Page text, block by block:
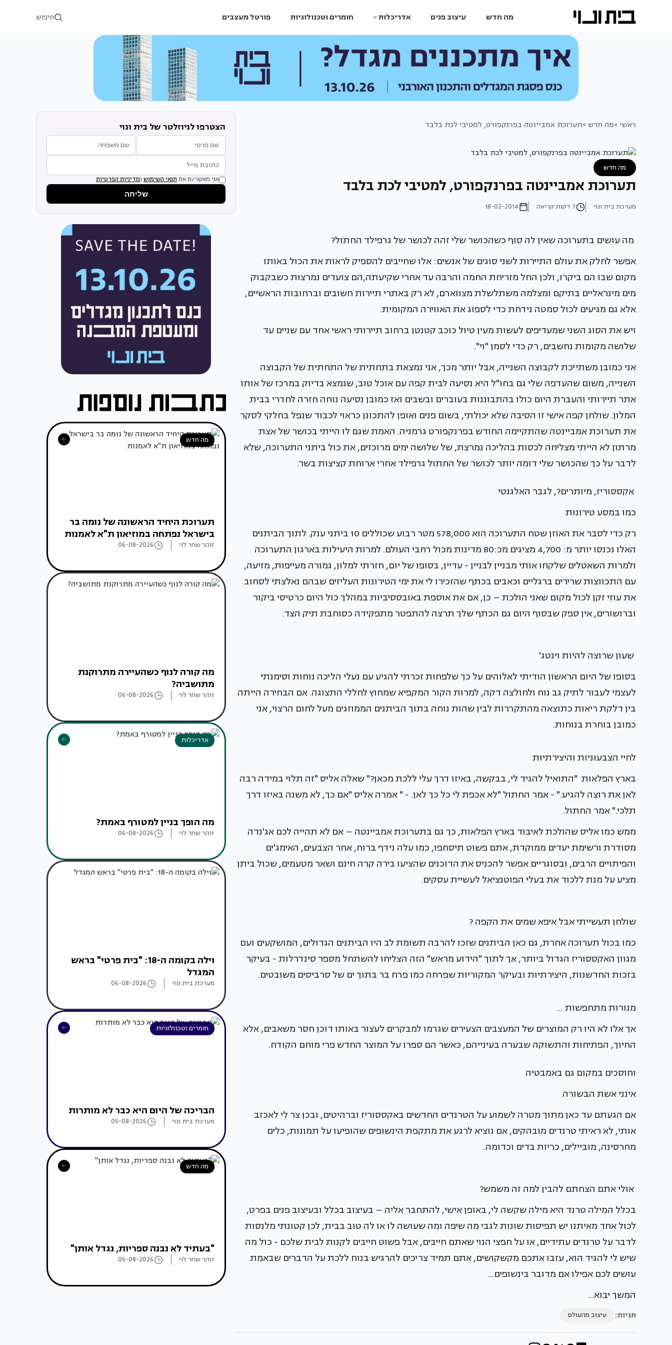
מה חדש עיצוב פנים אדריכלות חומרים וטכנולוגיות פורטל מעצבים חיפוש
ראשי >מה חדש >תערוכת אמביינטה בפרנקפורט, למטיבי לכת בלבד
מה חדש
תערוכת אמביינטה בפרנקפורט, למטיבי לכת בלבד
מערכת בית ונוי 7 דקות קריאה 18-02-2014
מה עושים בתערוכה שאין לה סוף כשהכושר שלי זהה לכושר של גרפילד החתול?
אפשר לחלק את עולם התיירות לשני סוגים של אנשים: אלו שחייבים להספיק לראות את הכול באותו
מקום שבו הם ביקרו, ולכן החל מזריחת החמה והרבה עד אחרי שקיעתה,הם צועדים נמרצות כשבקבוק
מים מינראליים בתיקם ומצלמה משתלשלת מצווארם, לא רק באתרי תיירות חשובים וברחובות הראשיים,
אלא גם מגיעים לכול סמטה נידחת כדי לספוג את האווירה המקומית.
ויש את הסוג השני שמעדיפים לעשות מעין טיול כוכב קטנטן ברחוב תיירותי ראשי אחד עם שניים עד
שלושה מקומות נחשבים, רק כדי לסמן "וי".
אני כמובן משתייכת לקבוצה השנייה, אבל יותר מכך, אני נמצאת בתחתית של התחתית של הקבוצה
השנייה, משום שהעדפה שלי גם בחו"ל היא נסיעה לבית קפה עם אוכל טוב, שנמצא בדיוק במרכז של אותו
אתר תיירותי והעברת היום כולו בהתבוננות בעוברים ובשבים ואז כמובן נסיעה נוחה חזרה לחדרי בבית
המלון. שולחן קפה אישי זו הסיבה שלא יכולתי, בשום פנים ואופן להתכונן כראוי לכבוד שנפל בחלקי לסקר
את תערוכת אמביינטה שהתקיימה החודש בפרנקפורט גרמניה. האמת שגם לו הייתי בכושר של אצת
מרתון לא הייתי מצליחה לכסות בהליכה נמרצת, של שלושה ימים מרוכזים, את כול ביתני התערוכה, שלא
לדבר על כך שהכושר שלי דומה יותר לכושר של החתול גרפילד אחרי ארוחת קציצות בשר.
אקססוריז, מיותרים?, לגבר האלגנטי
כמו במסע טירונות
רק כדי לסבר את האוזן שטח התערוכה הוא 578,000 מטר רבוע שכוללים 10 ביתני ענק. לתוך הביתנים
האלו נכנסו יותר מ: 4,700 מציגים מכ:80 מדינות מכול רחבי העולם. למרות היעילות בארגון התערוכה
ולמרות השאטלים שלקחו אותי מבניין לבניין - עדיין, בסופו של יום, חזרתי למלון, גמורה מעייפות, מזיעה,
עם התכווצות שרירים ברגליים וכאבים בכתף שהזכירו לי את ימי הטירונות העליזים שבהם נאלצתי לסחוב
את עוזי זקן לכול מקום שאני הולכת – כן, אם את אוספת באובססיביות במהלך כול היום כרטיסי ביקור
וברושורים, אין ספק שבסוף היום גם הכתף שלך תרצה להתפטר מתפקידה כסוחבת תיק הצד.
שעון שרוצה להיות וינטג'
בסופו של היום הראשון הודיתי לאלוהים על כך שלפחות זכרתי להגיע עם נעלי הליכה נוחות וסימנתי
לעצמי לעבור לתיק גב נוח ולחולצה דקה, למרות הקור המקפיא שמחוץ לחללי התצוגה. אם הבחירה הייתה
בין דלקת ריאות כתוצאה מהתקררות לבין שהות נוחה בתוך הביתנים הממוזגים מעל לחום הרצוי, אני
כמובן בוחרת בנוחות.
לחיי הצבעוניות והיצירתיות
בארץ הפלאות "התואיל להגיד לי, בבקשה, באיזו דרך עלי ללכת מכאן?" שאלה אליס "זה תלוי במידה רבה
לאן את רוצה להגיע." - אמר החתול "לא אכפת לי כל כך לאן. - " אמרה אליס "אם כך, לא משנה באיזו דרך
תלכי." אמר החתול.
ממש כמו אליס שהולכת לאיבוד בארץ הפלאות, כך גם בתערוכת אמביינטה – אם לא תהייה לכם אג'נדה
מסודרת ורשימת יעדים ממוקדת, אתם פשוט תיסחפו, כמו עלה נידף ברוח, אחר הצבעים, האימג'ים
והפיתויים הרבים, ובסוגריים אפשר להכניס את הדוכנים שהציעו בירה קרה חינם ושאר מטעמים, שכול ביתן
מציע על מנת ללכוד את בעלי הפוטנציאל לעשיית עסקים.
שולחן תעשייתי אבל איפא שמים את הקפה ?
כמו בכול תערוכה אחרת, גם כאן הביתנים שזכו להרבה תשומת לב היו הביתנים הגדולים, המושקעים ועם
מגוון האקססוריז הגדול ביותר, אך לתוך "הידוע מראש" הזה הצליחו להשתחל מספר סינדרלות - בעיקר
בזכות החדשנות, היצירתיות ובעיקר המקוריות שפרחה כמו פרח בר בתוך ים של סרביסים משובטים.
מנורות מתחפשות ...
אך אלו לא היו רק המוצרים של המעצבים הצעירים שגרמו למבקרים לעצור באותו דוכן חסר משאבים, אלא
החיוך, הפתיחות והתשוקה שבערה בעינייהם, כאשר הם ספרו על המוצר החדש פרי מוחם הקודח.
וחוסכים במקום גם באמבטיה
אינני אשת הבשורה
אם הגעתם עד כאן מתוך מטרה לשמוע על הטרנדים החדשים באקססוריז וברהיטים, ובכן צר לי לאכזב
אותי, לא ראיתי טרנדים מובהקים, אם נוציא לרגע את מתקפת הינשופים שהופיעו על תמונות, כלים
מחרסינה, מוביילים, כריות בדים וכדומה.
אולי אתם הצחתם להבין למה זה משמש?
בכלל המילה טרנד היא מילה שקשה לי, באופן אישי, להתחבר אליה – בעיצוב בכלל ובעיצוב פנים בפרט,
לכול אחד מאיתנו יש תפיסות שונות לגבי מה שיפה ומה שעושה לו או לה טוב בבית, לכן קטונתי מלנסות
לדבר על טרנדים עתידיים, או על חפצי הנוי שאתם חייבים, אבל פשוט חייבים לקנות לבית שלכם - כול מה
שיש לי להגיד הוא, עזבו אתכם מקשקושים, אתם תמיד צריכים להרגיש בנוח ללכת על הדברים שבאמת
עושים לכם אפילו אם מדובר בינשופים...
המשך יבוא...
תגיות: עיצוב מהעולם
הצטרפו לניוזלטר של בית ונוי
אני מאשר/ת אתתנאי השימוש ומדיניות הפרטיות
שליחה
מה חדש
תערוכת היחיד הראשונה של נומה בר
בישראל נפתחה במוזיאון ת"א לאמנות
זוהר שחר לוי 06-08-2026
אדריכלות מהעולם
מה קורה לנוף כשהעיירה מתרוקנת
מתושביה?
זוהר שחר לוי 06-08-2026
אדריכלות
מה הופך בניין למטורף באמת?
זוהר שחר לוי 06-08-2026
עיצוב בתים
וילה בקומה ה-18: "בית פרטי" בראש
המגדל
מערכת בית ונוי 06-08-2026
חומרים וטכנולוגיות
הבריכה של היום היא כבר לא מותרות
מערכת בית ונוי 05-08-2026
מה חדש
"בעתיד לא נבנה ספריות, נגדל אותן"
זוהר שחר לוי 05-08-2026